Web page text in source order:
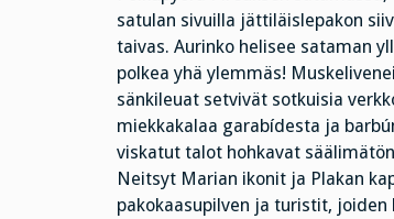
satulan sivuilla jättiläislepakon
taivas. Aurinko helisee sataman
polkea yhä ylemmäs!
sänkileuat setvivät sotkuisia
miekkakalaa garabídesta ja
viskatut talot hohkavat
Neitsyt Marian ikonit ja Plakan
pakokaasupilven ja turistit,